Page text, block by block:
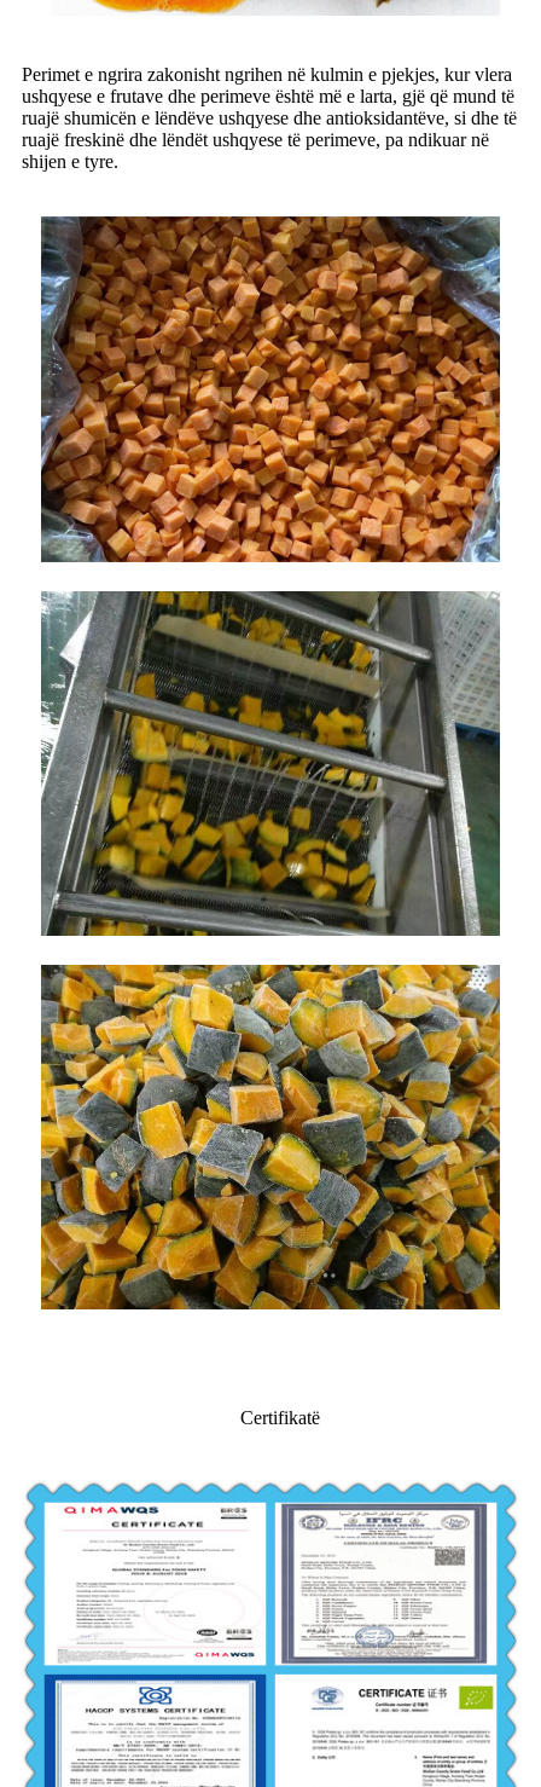
Perimet e ngrira zakonisht ngrihen në kulmin e pjekjes, kur vlera
ushqyese e frutave dhe perimeve është më e larta, gjë që mund të
ruajë shumicën e lëndëve ushqyese dhe antioksidantëve, si dhe të
ruajë freskinë dhe lëndët ushqyese të perimeve, pa ndikuar në
shijen e tyre.
Certifikatë